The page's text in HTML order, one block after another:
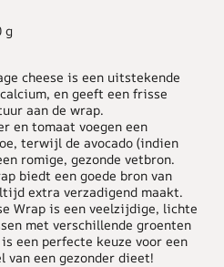
g
cheese is een uitstekende
en geeft een frisse
aan de wrap.
en tomaat voegen een
terwijl de avocado (indien
romige, gezonde vetbron.
biedt een goede bron van
extra verzadigend maakt.
Wrap is een veelzijdige, lichte
met verschillende groenten
een perfecte keuze voor een
van een gezonder dieet!